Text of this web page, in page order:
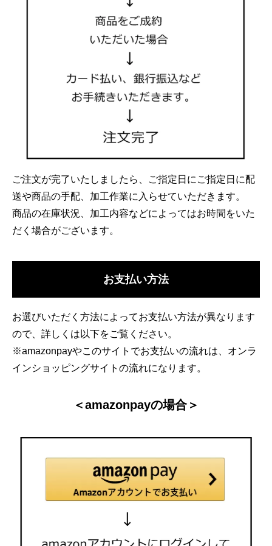
ご注文が完了いたしましたら、ご指定日にご指定日に配
送や商品の手配、加工作業に入らせていただきます。
商品の在庫状況、加工内容などによってはお時間をいた
だく場合がございます。
お支払い方法
お選びいただく方法によってお支払い方法が異なります
ので、詳しくは以下をご覧ください。
※amazonpayやこのサイトでお支払いの流れは、オンラ
インショッピングサイトの流れになります。
＜amazonpayの場合＞